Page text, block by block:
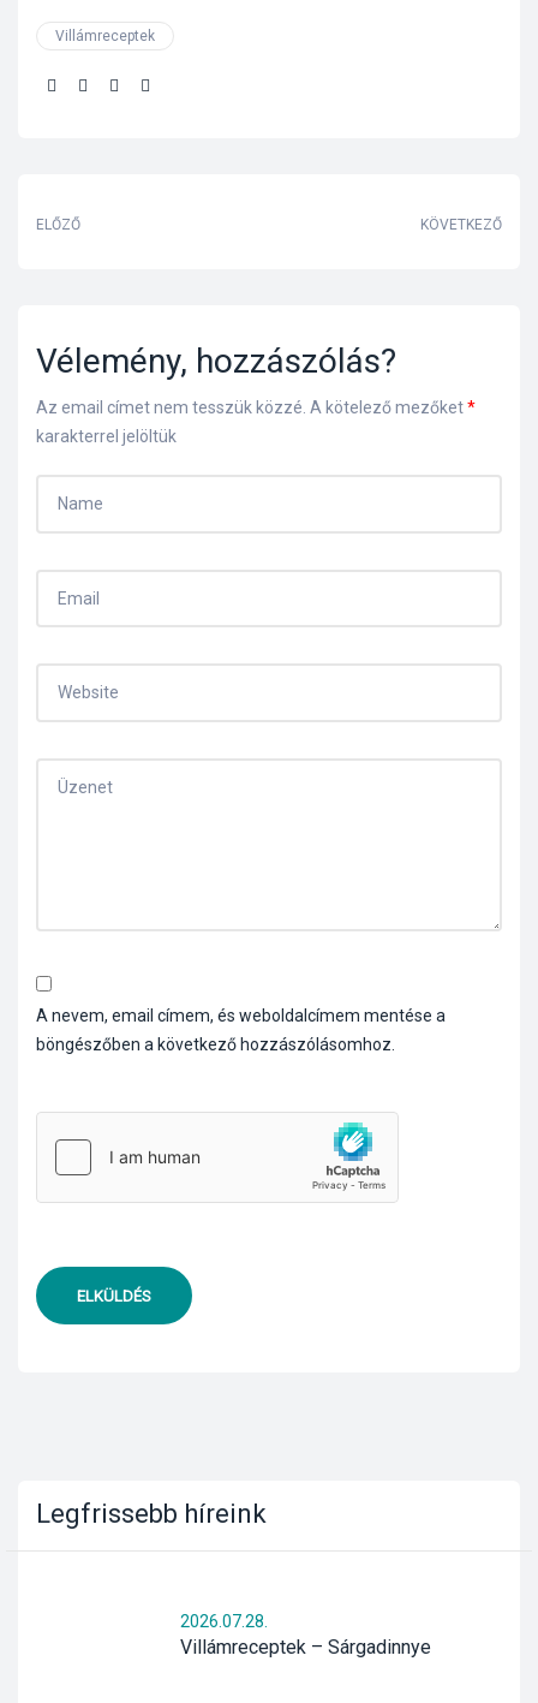
Villámreceptek
ELŐZŐ KÖVETKEZŐ
Vélemény, hozzászólás?
Az email címet nem tesszük közzé. A kötelező mezőket*
karakterrel jelöltük
A nevem, email címem, és weboldalcímem mentése a
böngészőben a következő hozzászólásomhoz.
ELKÜLDÉS
Legfrissebb híreink
Villámreceptek – Sárgadinnye
2026.07.28.